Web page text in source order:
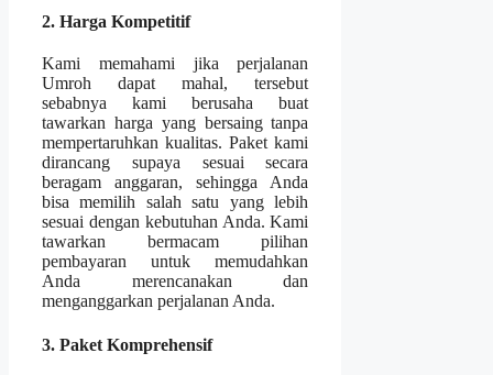
2. Harga Kompetitif
Kami memahami jika perjalanan
Umroh dapat mahal, tersebut
sebabnya kami berusaha buat
tawarkan harga yang bersaing tanpa
mempertaruhkan kualitas. Paket kami
dirancang supaya sesuai secara
beragam anggaran, sehingga Anda
bisa memilih salah satu yang lebih
sesuai dengan kebutuhan Anda. Kami
tawarkan bermacam pilihan
pembayaran untuk memudahkan
Anda merencanakan dan
menganggarkan perjalanan Anda.
3. Paket Komprehensif